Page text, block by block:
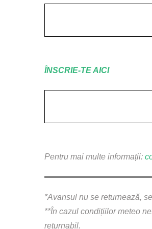
ÎNSCRIE-TE AICI
Pentru mai multe informații:
*Avansul nu se returnează,
**În cazul condițiilor meteo
returnabil.